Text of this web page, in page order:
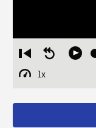
Restart
from
beginning
Seek
Play
1x
Playback